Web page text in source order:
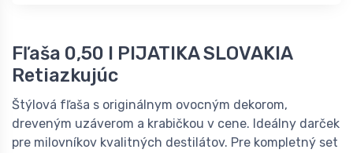
Fľaša 0,50 l PIJATIKA SLOVAKIA
Retiazkujúc
Štýlová fľaša s originálnym ovocným dekorom,
dreveným uzáverom a krabičkou v cene. Ideálny darček
pre milovníkov kvalitných destilátov. Pre kompletný set